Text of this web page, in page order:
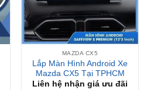
MAZDA CX5
Lắp Màn Hình Android Xe
Mazda CX5 Tại TPHCM
Liên hệ nhận giá ưu đãi